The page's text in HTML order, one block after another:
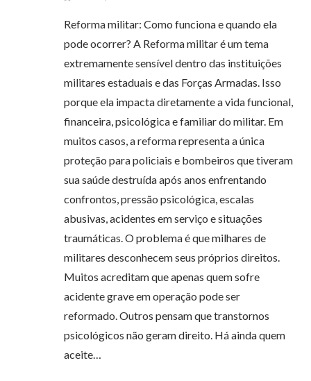
Reforma militar: Como funciona e quando ela
pode ocorrer? A Reforma militar é um tema
extremamente sensível dentro das instituições
militares estaduais e das Forças Armadas. Isso
porque ela impacta diretamente a vida funcional,
financeira, psicológica e familiar do militar. Em
muitos casos, a reforma representa a única
proteção para policiais e bombeiros que tiveram
sua saúde destruída após anos enfrentando
confrontos, pressão psicológica, escalas
abusivas, acidentes em serviço e situações
traumáticas. O problema é que milhares de
militares desconhecem seus próprios direitos.
Muitos acreditam que apenas quem sofre
acidente grave em operação pode ser
reformado. Outros pensam que transtornos
psicológicos não geram direito. Há ainda quem
aceite…